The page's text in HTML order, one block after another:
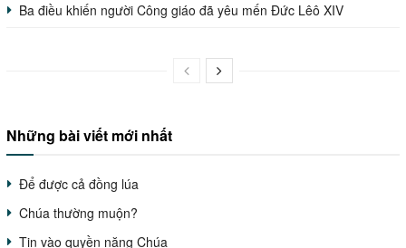
Ba điều khiến người Công giáo đã yêu mến Đức Lêô XIV
Những bài viết mới nhất
Để được cả đồng lúa
Chúa thường muộn?
Tin vào quyền năng Chúa